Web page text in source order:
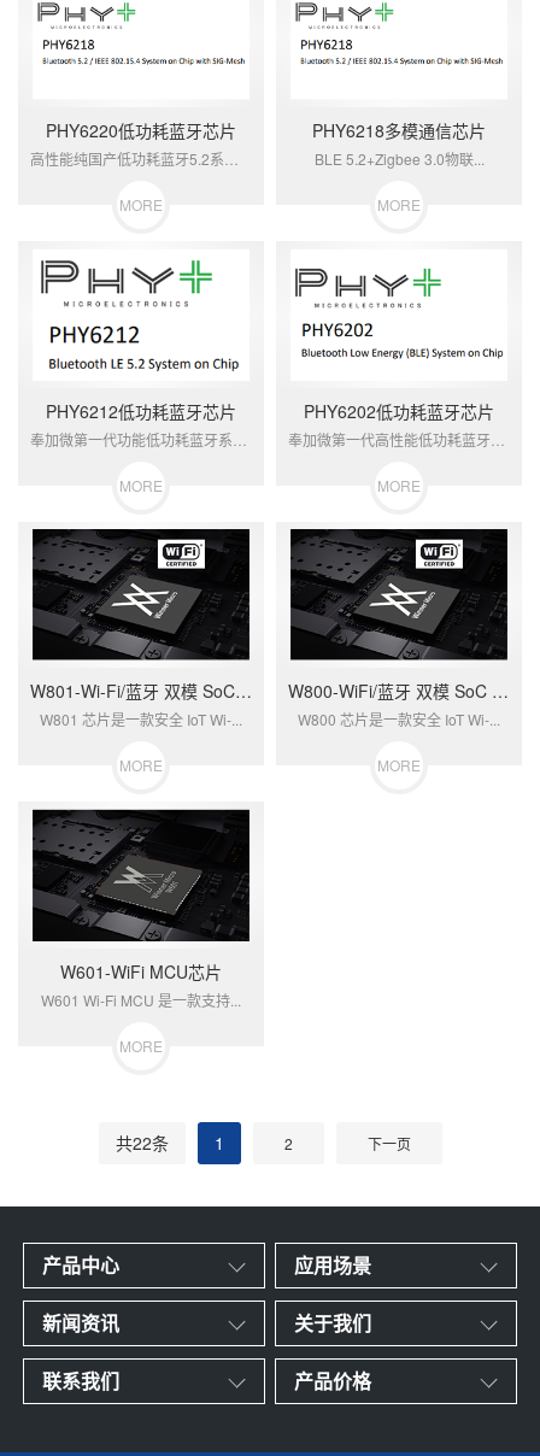
PHY6220低功耗蓝牙芯片
MORE
PHY6218多模通信芯片
BLE 5.2+Zigbee 3.0物联...
MORE
PHY6212低功耗蓝牙芯片
MORE
PHY6202低功耗蓝牙芯片
MORE
W801-Wi-Fi/蓝牙 双模 SoC芯片
W801 芯片是一款安全 IoT Wi-...
MORE
W800-WiFi/蓝牙 双模 SoC 芯片
W800 芯片是一款安全 IoT Wi-...
MORE
W601-WiFi MCU芯片
W601 Wi-Fi MCU 是一款支持...
MORE
共22条 1 2 下一页
产品中心 应用场景
新闻资讯 关于我们
联系我们 产品价格